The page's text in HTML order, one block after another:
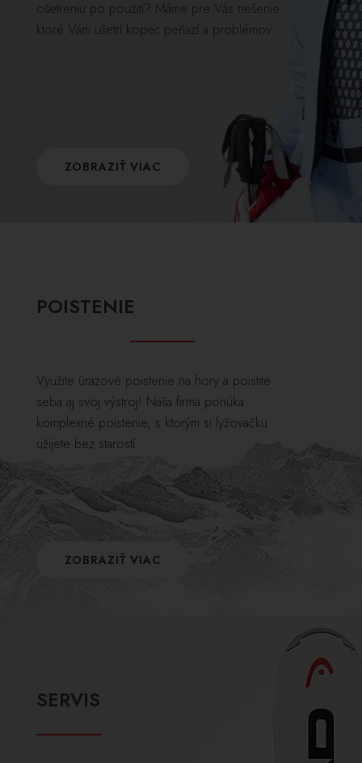
ošetreniu po použití? Máme pre Vás riešenie
ktoré Vám ušetrí kopec peňazí a problémov.
ZOBRAZIŤ VIAC
POISTENIE
Využite úrazové poistenie na hory a poistite
seba aj svoj výstroj! Naša firma ponúka
komplexné poistenie, s ktorým si lyžovačku
užijete bez starostí.
ZOBRAZIŤ VIAC
SERVIS